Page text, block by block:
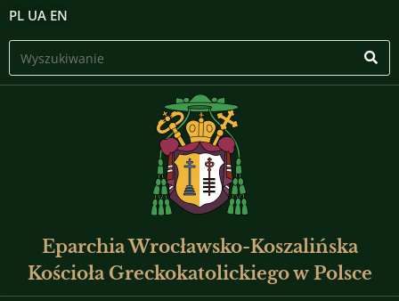
PL UA EN
Eparchia Wrocławsko-Koszalińska
Kościoła Greckokatolickiego w Polsce